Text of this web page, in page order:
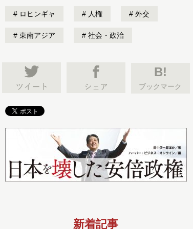
ロヒンギャ 人権 外交
東南アジア 社会・政治
B!
ブックマーク
新着記事